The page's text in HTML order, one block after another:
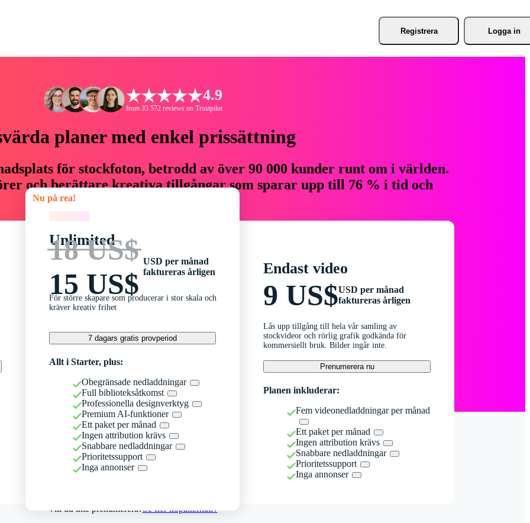
Registrera Logga in
4.9
from 33 572 reviews on Trustpilot
planer med enkel prissättning
för stockfoton, betrodd av över 90 000 kunder runt om i världen.
och berättare kreativa tillgångar som sparar upp till 76 % i tid och
Nu på rea!
Unlimited
18 US$
15 US$
USD per månad
faktureras årligen
För större skapare som producerar i stor skala och
kräver kreativ frihet
7 dagars gratis provperiod
Allt i Starter, plus:
Obegränsade nedladdningar
Full biblioteksåtkomst
Professionella designverktyg
Premium AI-funktioner
Ett paket per månad
Ingen attribution krävs
Snabbare nedladdningar
Prioritetssupport
Inga annonser
Endast video
9 US$USD per månad
faktureras årligen
Lås upp tillgång till hela vår samling av
stockvideor och rörlig grafik godkända för
kommersiellt bruk. Bilder ingår inte.
Prenumerera nu
Planen inkluderar:
Fem videonedladdningar per månad
Ett paket per månad
Ingen attribution krävs
Snabbare nedladdningar
Prioritetssupport
Inga annonser
Vill du inte prenumerera?Se fler köpalternativ